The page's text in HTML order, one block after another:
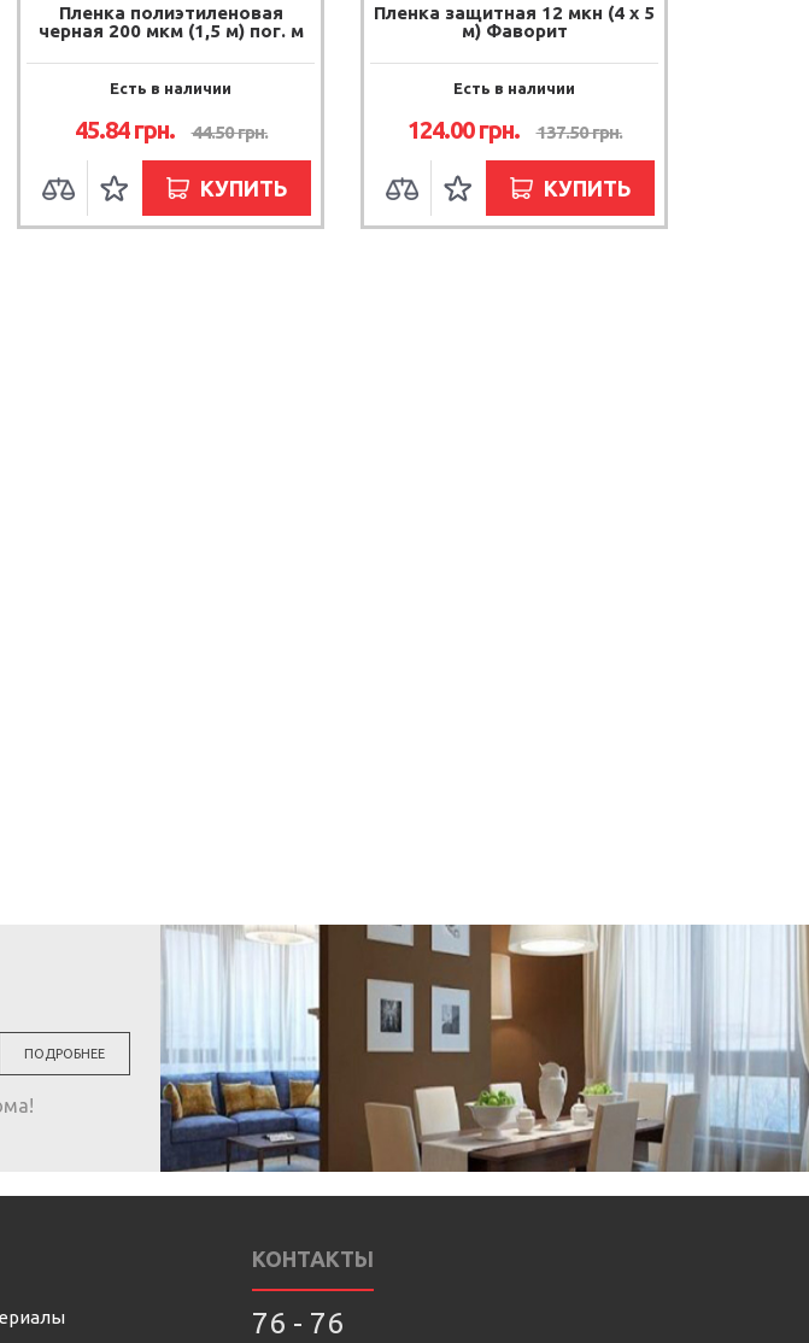
Пленка полиэтиленовая
черная 200 мкм (1,5 м) пог. м
Есть в наличии
45.84грн. 44.50грн.
КУПИТЬ
Пленка защитная 12 мкн (4 х 5
м) Фаворит
Есть в наличии
124.00грн. 137.50грн.
КУПИТЬ
ПОДРОБНЕЕ
КОНТАКТЫ
76 - 76